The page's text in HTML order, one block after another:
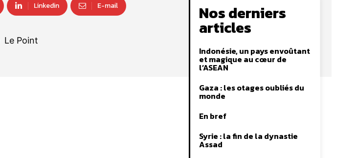
Linkedin E-mail
Le Point
Nos derniers
articles
Indonésie, un pays envoûtant
et magique au cœur de
l’ASEAN
Gaza : les otages oubliés du
monde
En bref
Syrie : la fin de la dynastie
Assad